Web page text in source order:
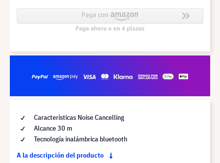
Características Noise Cancelling
Alcance 30 m
Tecnología inalámbrica bluetooth
A la descripción del producto